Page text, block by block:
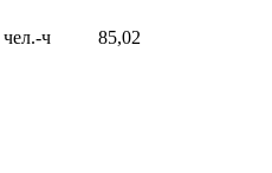
чел.-ч 85,02